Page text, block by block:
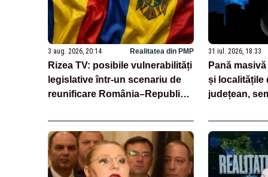
3 aug. 2026, 20:14 Realitatea din PMP
Rizea TV: posibile vulnerabilități
legislative într-un scenariu de
reunificare România–Republica
31 iul. 2026, 18:33
Pană
și localitățile
județean,